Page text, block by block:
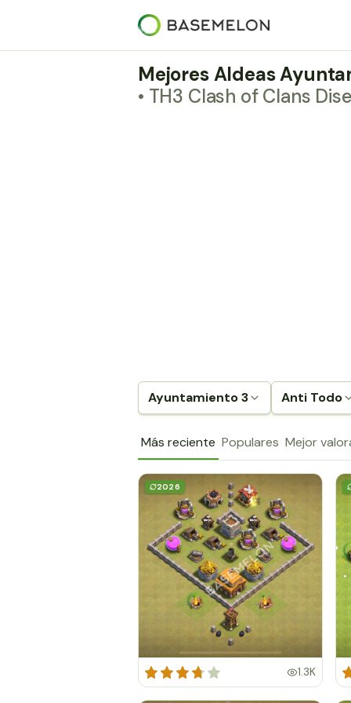
Mejores Aldeas
• TH3 Clash of Clans
Ayuntamiento 3 Anti Todo
Más reciente Populares Mejor
2026
1.3K